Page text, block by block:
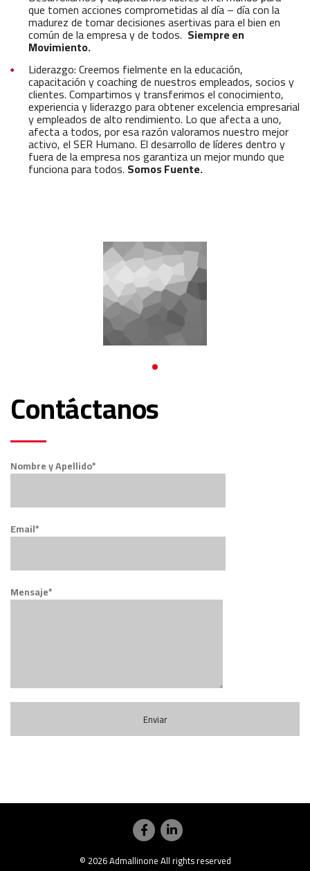
que tomen acciones comprometidas al día – día con la
madurez de tomar decisiones asertivas para el bien en
común de la empresa y de todos. Siempre en
Movimiento.
Liderazgo: Creemos fielmente en la educación,
capacitación y coaching de nuestros empleados, socios y
clientes. Compartimos y transferimos el conocimiento,
experiencia y liderazgo para obtener excelencia empresarial
y empleados de alto rendimiento. Lo que afecta a uno,
afecta a todos, por esa razón valoramos nuestro mejor
activo, el SER Humano. El desarrollo de líderes dentro y
fuera de la empresa nos garantiza un mejor mundo que
funciona para todos. Somos Fuente.
Contáctanos
Nombre y Apellido*
Email*
Mensaje*
© 2026AdmallinoneAll rights reserved